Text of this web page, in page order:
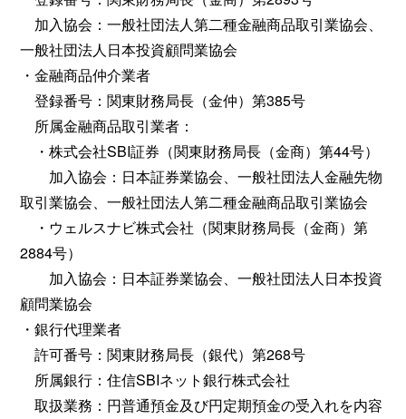
加入協会：一般社団法人第二種金融商品取引業協会、
一般社団法人日本投資顧問業協会
・金融商品仲介業者
登録番号：関東財務局長（金仲）第385号
所属金融商品取引業者：
・株式会社SBI証券（関東財務局長（金商）第44号）
加入協会：日本証券業協会、一般社団法人金融先物
取引業協会、一般社団法人第二種金融商品取引業協会
・ウェルスナビ株式会社（関東財務局長（金商）第
2884号）
加入協会：日本証券業協会、一般社団法人日本投資
顧問業協会
・銀行代理業者
許可番号：関東財務局長（銀代）第268号
所属銀行：住信SBIネット銀行株式会社
取扱業務：円普通預金及び円定期預金の受入れを内容